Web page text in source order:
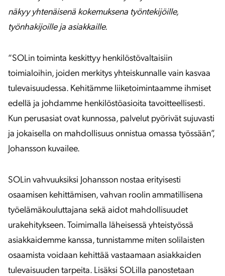
näkyy yhtenäisenä kokemuksena työntekijöille,
työnhakijoille ja asiakkaille.
“SOLin toiminta keskittyy henkilöstövaltaisiin
toimialoihin, joiden merkitys yhteiskunnalle vain kasvaa
tulevaisuudessa. Kehitämme liiketoimintaamme ihmiset
edellä ja johdamme henkilöstöasioita tavoitteellisesti.
Kun perusasiat ovat kunnossa, palvelut pyörivät sujuvasti
ja jokaisella on mahdollisuus onnistua omassa työssään”,
Johansson kuvailee.
SOLin vahvuuksiksi Johansson nostaa erityisesti
osaamisen kehittämisen, vahvan roolin ammatillisena
työelämäkouluttajana sekä aidot mahdollisuudet
urakehitykseen. Toimimalla läheisessä yhteistyössä
asiakkaidemme kanssa, tunnistamme miten solilaisten
osaamista voidaan kehittää vastaamaan asiakkaiden
tulevaisuuden tarpeita. Lisäksi SOLilla panostetaan